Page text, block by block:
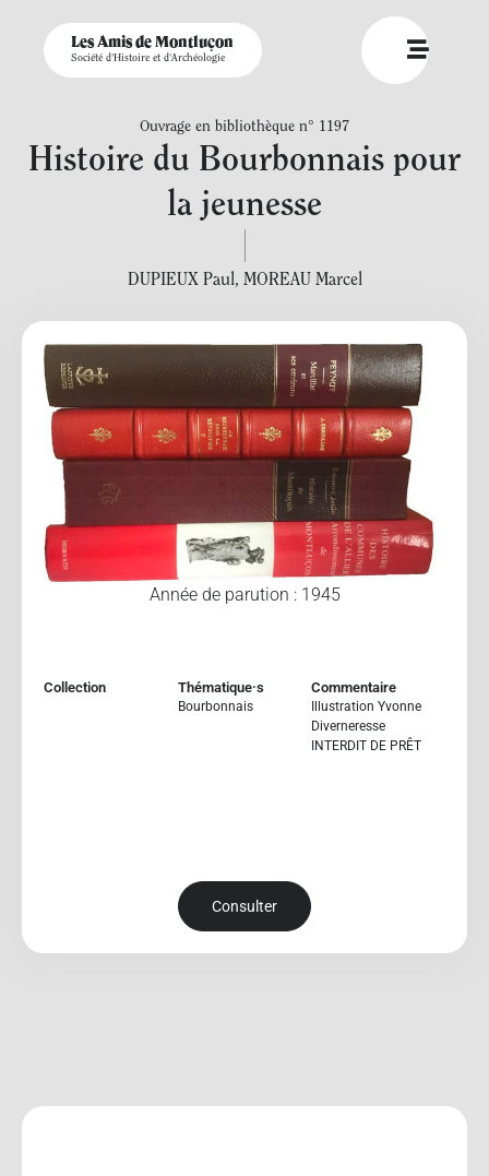
Les Amis de Montluçon
Société d'Histoire et d'Archéologie
Ouvrage en bibliothèque n° 1197
Histoire du Bourbonnais pour
la jeunesse
DUPIEUX Paul, MOREAU Marcel
Année de parution : 1945
Collection Thématique·s
Bourbonnais
Commentaire
Illustration Yvonne
Diverneresse
INTERDIT DE PRÊT
Consulter